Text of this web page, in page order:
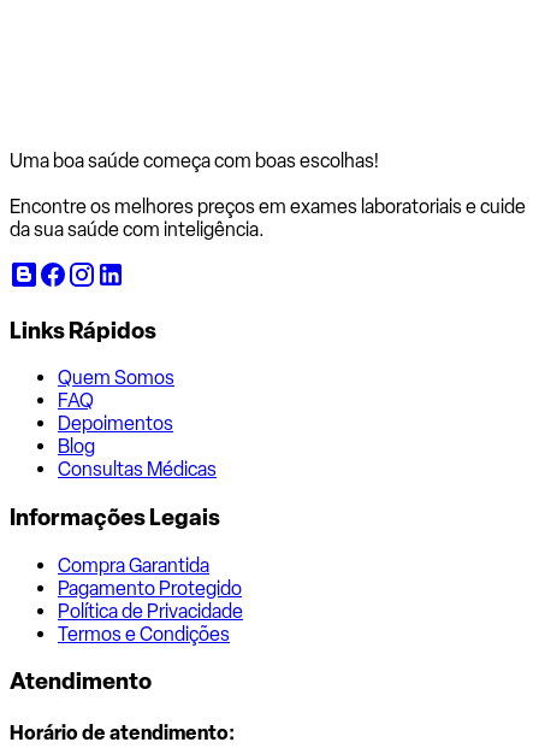
Uma boa saúde começa com boas escolhas!
Encontre os melhores preços em exames laboratoriais e cuide
da sua saúde com inteligência.
Links Rápidos
Quem Somos
FAQ
Depoimentos
Blog
Consultas Médicas
Informações Legais
Compra Garantida
Pagamento Protegido
Política de Privacidade
Termos e Condições
Atendimento
Horário de atendimento: